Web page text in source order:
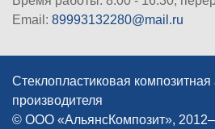
Email: 89993132280@mail.ru
Стеклопластиковая композитная
производителя
© ООО «АльянсКомпозит»,